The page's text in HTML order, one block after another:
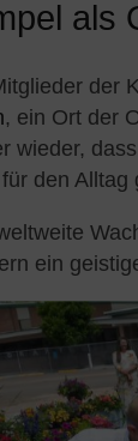
als
der
, ein Ort der
wieder,
den Alltag
ein